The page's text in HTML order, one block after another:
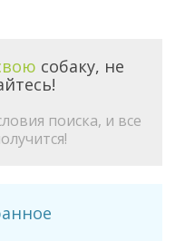
собаку, не
поиска, и все